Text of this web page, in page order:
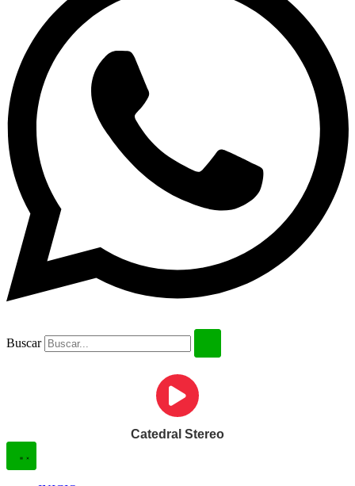
Buscar
Catedral Stereo